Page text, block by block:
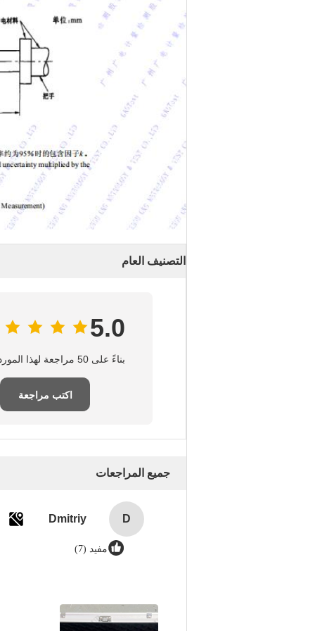
التصنيف العام
5.0
بناءً على 50 مراجعة لهذا المورد
اكتب مراجعة
جميع المراجعات
D
Dmitriy
مفيد (7)